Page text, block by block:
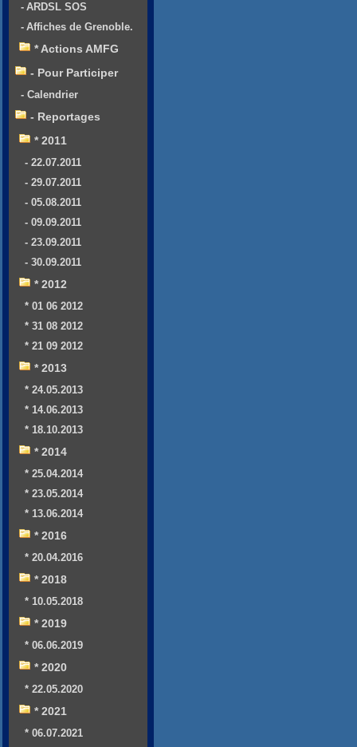
- ARDSL SOS
- Affiches de Grenoble.
* Actions AMFG
- Pour Participer
- Calendrier
- Reportages
* 2011
- 22.07.2011
- 29.07.2011
- 05.08.2011
- 09.09.2011
- 23.09.2011
- 30.09.2011
* 2012
* 01 06 2012
* 31 08 2012
* 21 09 2012
* 2013
* 24.05.2013
* 14.06.2013
* 18.10.2013
* 2014
* 25.04.2014
* 23.05.2014
* 13.06.2014
* 2016
* 20.04.2016
* 2018
* 10.05.2018
* 2019
* 06.06.2019
* 2020
* 22.05.2020
* 2021
* 06.07.2021